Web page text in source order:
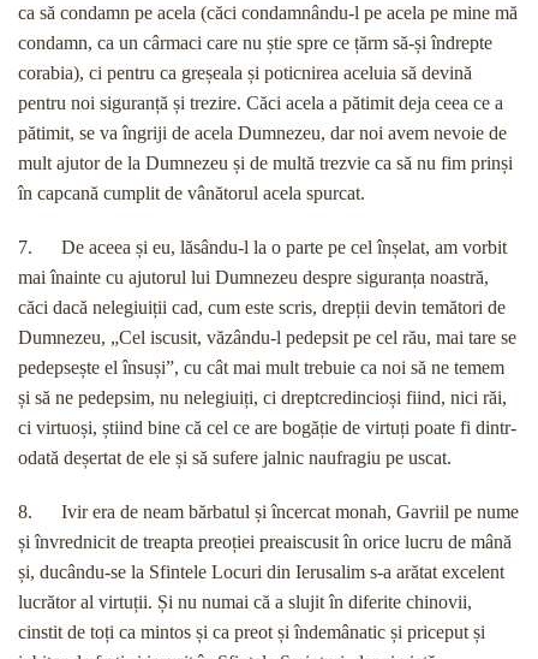
ca să condamn pe acela (căci condamnându-l pe acela pe mine mă
condamn, ca un cârmaci care nu știe spre ce țărm să-și îndrepte
corabia), ci pentru ca greșeala și poticnirea aceluia să devină
pentru noi siguranță și trezire. Căci acela a pătimit deja ceea ce a
pătimit, se va îngriji de acela Dumnezeu, dar noi avem nevoie de
mult ajutor de la Dumnezeu și de multă trezvie ca să nu fim prinși
în capcană cumplit de vânătorul acela spurcat.
7. De aceea și eu, lăsându-l la o parte pe cel înșelat, am vorbit
mai înainte cu ajutorul lui Dumnezeu despre siguranța noastră,
căci dacă nelegiuiții cad, cum este scris, drepții devin temători de
Dumnezeu, „Cel iscusit, văzându-l pedepsit pe cel rău, mai tare se
pedepsește el însuși”, cu cât mai mult trebuie ca noi să ne temem
și să ne pedepsim, nu nelegiuiți, ci dreptcredincioși fiind, nici răi,
ci virtuoși, știind bine că cel ce are bogăție de virtuți poate fi dintr-
odată deșertat de ele și să sufere jalnic naufragiu pe uscat.
8. Ivir era de neam bărbatul și încercat monah, Gavriil pe nume
și învrednicit de treapta preoției preaiscusit în orice lucru de mână
și, ducându-se la Sfintele Locuri din Ierusalim s-a arătat excelent
lucrător al virtuții. Și nu numai că a slujit în diferite chinovii,
cinstit de toți ca mintos și ca preot și îndemânatic și priceput și